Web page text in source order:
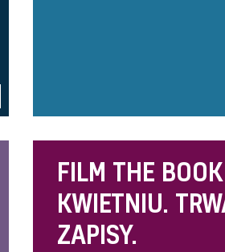
FILM THE
KWIETNIU.
ZAPISY.